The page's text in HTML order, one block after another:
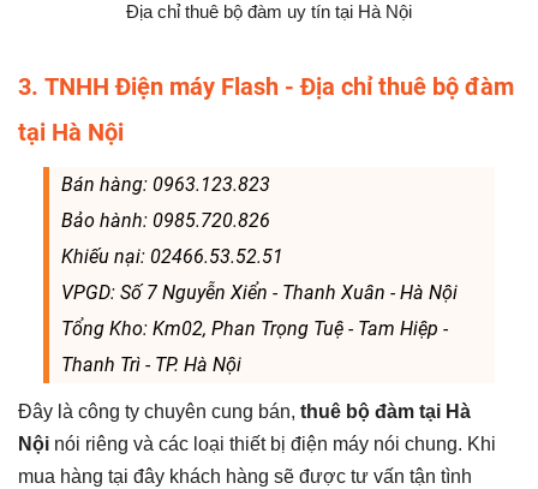
Địa chỉ thuê bộ đàm uy tín tại Hà Nội
3. TNHH Điện máy Flash - Địa chỉ thuê bộ đàm
tại Hà Nội
Bán hàng: 0963.123.823
Bảo hành: 0985.720.826
Khiếu nại: 02466.53.52.51
VPGD: Số 7 Nguyễn Xiển - Thanh Xuân - Hà Nội
Tổng Kho: Km02, Phan Trọng Tuệ - Tam Hiệp -
Thanh Trì - TP. Hà Nội
Đây là công ty chuyên cung bán, thuê bộ đàm tại Hà
Nội nói riêng và các loại thiết bị điện máy nói chung. Khi
mua hàng tại đây khách hàng sẽ được tư vấn tận tình